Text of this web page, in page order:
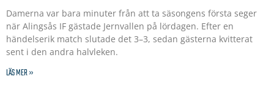
Damerna var bara minuter från att ta säsongens första seger
när Alingsås IF gästade Jernvallen på lördagen. Efter en
händelserik match slutade det 3–3, sedan gästerna kvitterat
sent i den andra halvleken.
LÄS MER »